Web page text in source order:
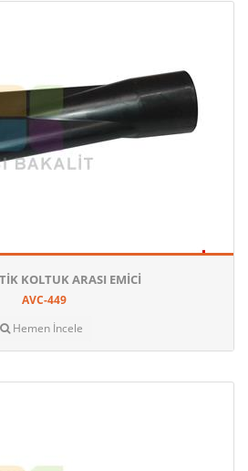
KOLTUK ARASI EMICI
AVC-449
Hemen İncele